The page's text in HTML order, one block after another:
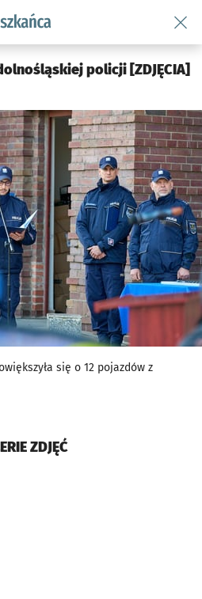
podserwis: Dla mieszkańca
policji [ZDJĘCIA]
się o 12 pojazdów z
ZDJĘĆ